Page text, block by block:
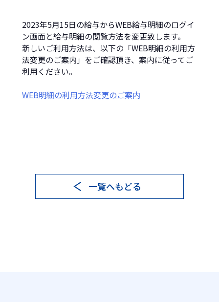
自社コールセンター
海外人材サービス
研修をお探しの方
登録スタッフの方
お仕事をお探しの方へ
2023年5月15日の給与からWEB給与明細のログイ
ン画面と給与明細の閲覧方法を変更致します。
新しいご利用方法は、以下の「WEB明細の利用方
法変更のご案内」をご確認頂き、案内に従ってご
利用ください。
WEB明細の利用方法変更のご案内
一覧へもどる